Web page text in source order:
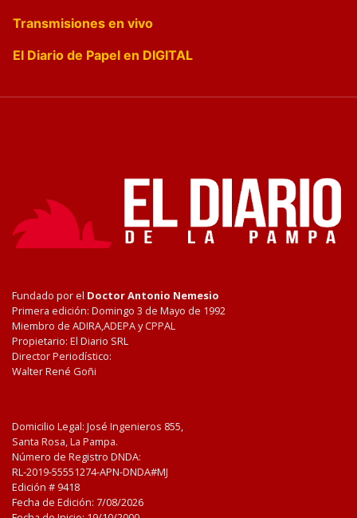
Transmisiones en vivo
El Diario de Papel en DIGITAL
Fundado por el Doctor Antonio Nemesio
Primera edición: Domingo 3 de Mayo de 1992
Miembro de ADIRA,ADEPA y CPPAL
Propietario: El Diario SRL
Director Periodístico:
Walter René Goñi
Domicilio Legal: José Ingenieros 855,
Santa Rosa, La Pampa.
Número de Registro DNDA:
RL-2019-55551274-APN-DNDA#MJ
Edición # 9418
Fecha de Edición: 7/08/2026